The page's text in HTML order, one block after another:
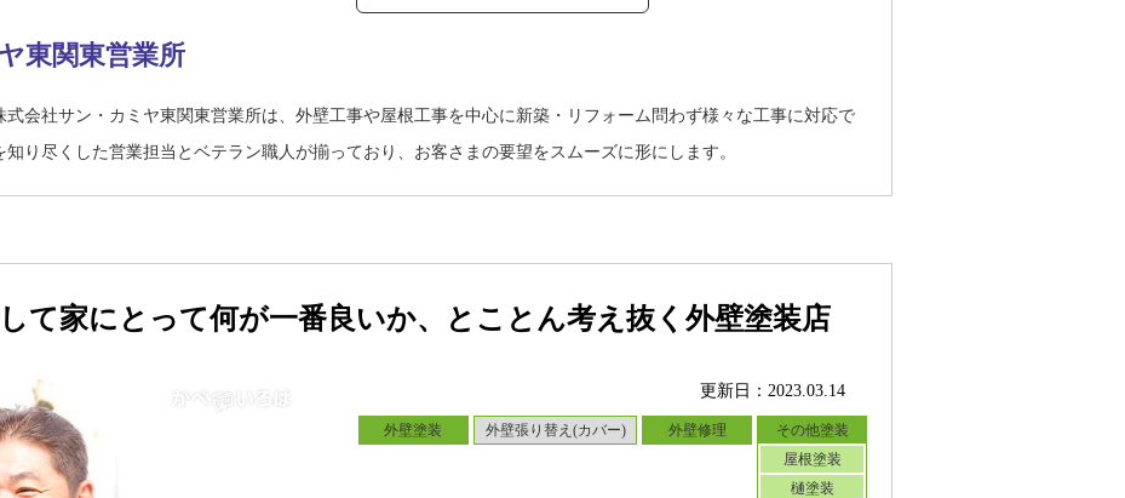
東関東営業所
会社サン・カミヤ東関東営業所は、外壁工事や屋根工事を中心に新築・リフォーム問わず様々な工事に対応で
り尽くした営業担当とベテラン職人が揃っており、お客さまの要望をスムーズに形にします。
て家にとって何が一番良いか、とことん考え抜く外壁塗装店
更新日：2023.03.14
外壁塗装 外壁張り替え(カバー) 外壁修理
その他塗装
屋根塗装
樋塗装